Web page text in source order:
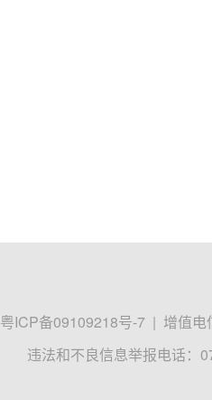
粤ICP备09109218号-7 | 增值电
违法和不良信息举报电话：